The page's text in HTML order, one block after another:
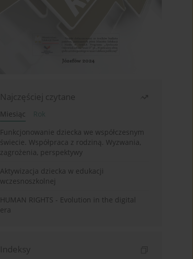
Najczęściej czytane
Miesiąc
Rok
Funkcjonowanie dziecka we współczesnym
świecie. Współpraca z rodziną. Wyzwania,
zagrożenia, perspektywy
Aktywizacja dziecka w edukacji
wczesnoszkolnej
HUMAN RIGHTS - Evolution in the digital
era
Indeksy